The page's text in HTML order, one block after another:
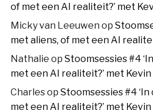
of met een AI realiteit?’ met
Micky van Leeuwen op
met aliens, of met een AI
Nathalie op Stoomsessies #4
met een AI realiteit?’ met Kevin
Charlesop Stoomsessies #4
met een AI realiteit?’ met Kevin